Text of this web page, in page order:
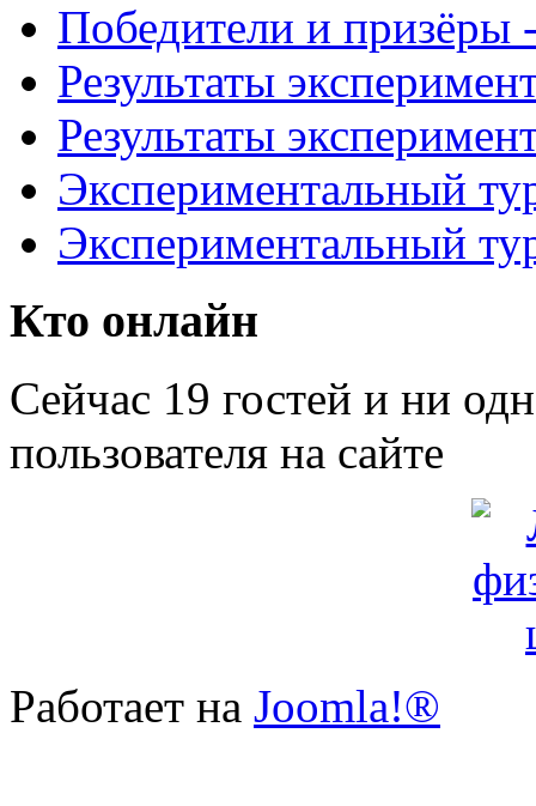
Победители и призёры
Результаты
Результаты
Экспериментальный
Экспериментальный
Кто онлайн
Сейчас 19 гостей и ни
пользователя на сайте
Работает на Joomla!®